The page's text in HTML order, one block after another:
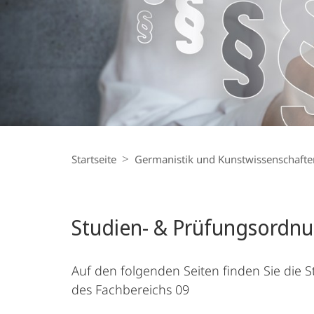
Navigation
Startseite Germanistik und
Studien- &
Auf den folgenden Seiten finden Sie die
des Fachbereichs 09